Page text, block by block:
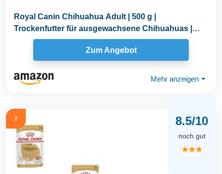
Royal Canin Chihuahua Adult | 500 g |
Trockenfutter für ausgewachsene Chihuahuas |
Zum Angebot
Mehr anzeigen ⏷
7 8.5/10
noch gut
★★★